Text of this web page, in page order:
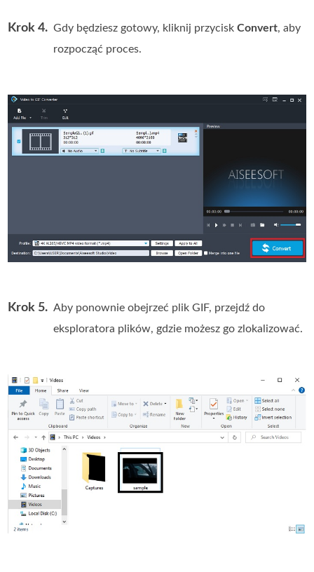
Krok 4. Gdy będziesz gotowy, kliknij przyciskConvert, aby
rozpocząć proces.
Krok 5. Aby ponownie obejrzeć plik GIF, przejdź do
eksploratora plików, gdzie możesz go zlokalizować.